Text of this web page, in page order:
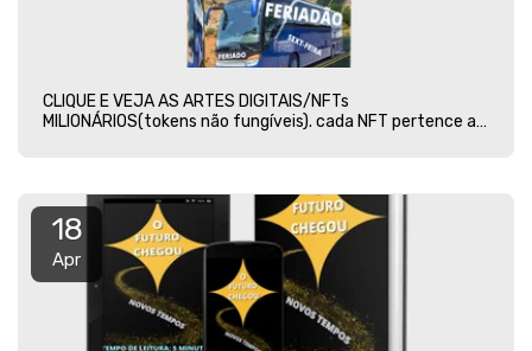
CLIQUE E VEJA AS ARTES DIGITAIS/NFTs
MILIONÁRIOS(tokens não fungíveis). cada NFT pertence a
18
Apr